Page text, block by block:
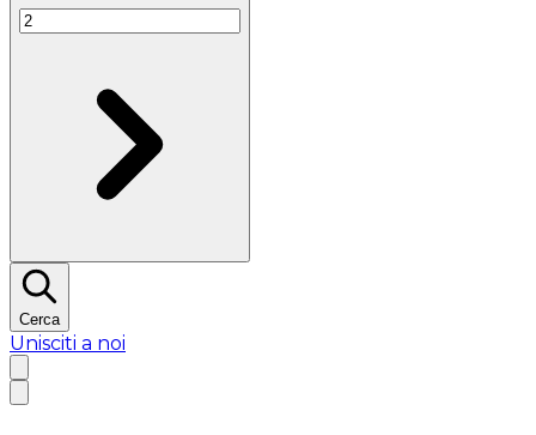
Cerca
Unisciti a noi